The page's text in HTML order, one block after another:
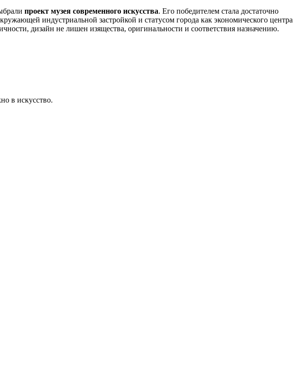
проект музея современного искусства. Его победителем стала достаточно
индустриальной застройкой и статусом города как экономического центра
дизайн не лишен изящества, оригинальности и соответствия назначению.
в искусство.